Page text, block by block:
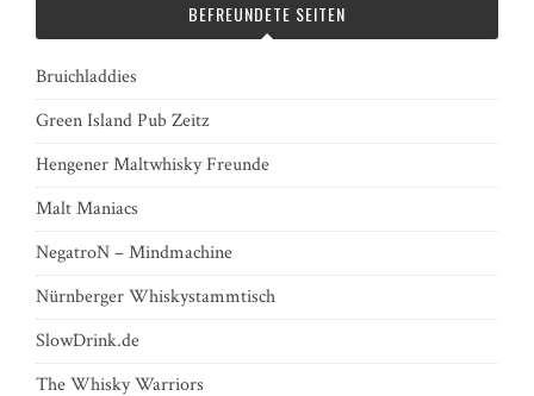
BEFREUNDETE SEITEN
Bruichladdies
Green Island Pub Zeitz
Hengener Maltwhisky Freunde
Malt Maniacs
NegatroN – Mindmachine
Nürnberger Whiskystammtisch
SlowDrink.de
The Whisky Warriors